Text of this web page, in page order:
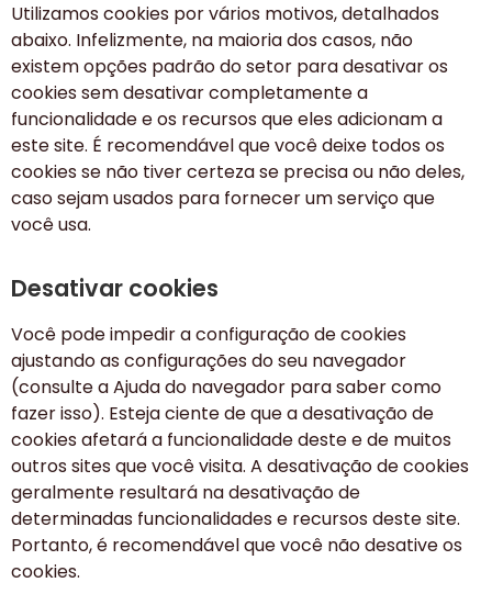
Utilizamos cookies por vários motivos, detalhados
abaixo. Infelizmente, na maioria dos casos, não
existem opções padrão do setor para desativar os
cookies sem desativar completamente a
funcionalidade e os recursos que eles adicionam a
este site. É recomendável que você deixe todos os
cookies se não tiver certeza se precisa ou não deles,
caso sejam usados ​​para fornecer um serviço que
você usa.
Desativar cookies
Você pode impedir a configuração de cookies
ajustando as configurações do seu navegador
(consulte a Ajuda do navegador para saber como
fazer isso). Esteja ciente de que a desativação de
cookies afetará a funcionalidade deste e de muitos
outros sites que você visita. A desativação de cookies
geralmente resultará na desativação de
determinadas funcionalidades e recursos deste site.
Portanto, é recomendável que você não desative os
cookies.